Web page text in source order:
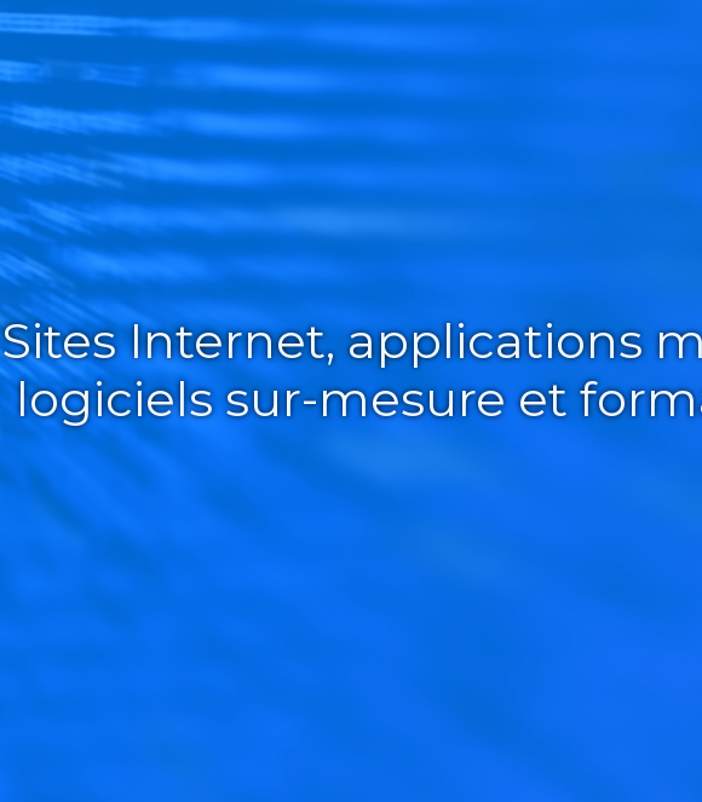
Sites Internet, applications
logiciels sur-mesure et